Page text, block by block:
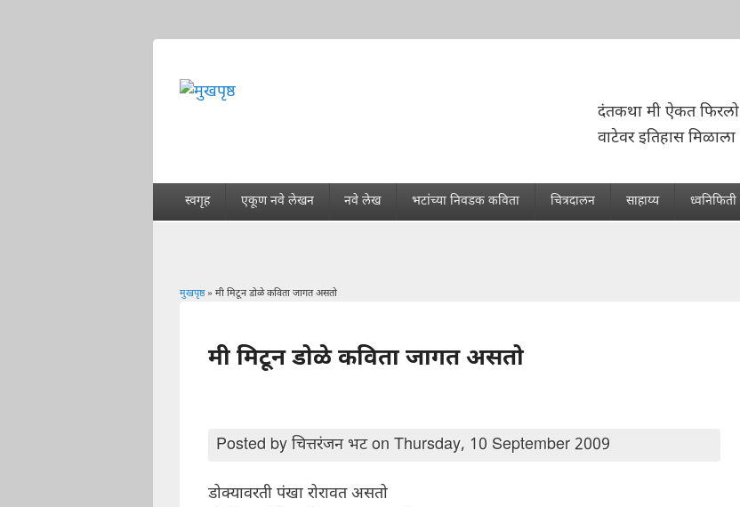
दंतकथा मी ऐकत फिरलो
वाटेवर इतिहास मिळाला
स्वगृह एकूण नवे लेखन नवे लेख भटांच्या निवडक कविता चित्रदालन साहाय्य ध्वनिफिती
मुखपृष्ठ» मी मिटून डोळे कविता जागत असतो
मी मिटून डोळे कविता जागत असतो
Posted by चित्तरंजन भटon Thursday, 10 September 2009
डोक्यावरती पंखा रोरावत असतो